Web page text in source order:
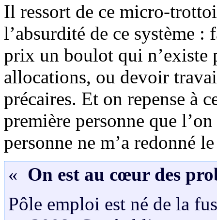
Il ressort de ce micro-
l’absurdité de ce système :
prix un boulot qui n’existe
allocations, ou devoir
précaires. Et on repense à
première personne que
personne ne m’a redonné
« On est au cœur des
Pôle emploi est né de la